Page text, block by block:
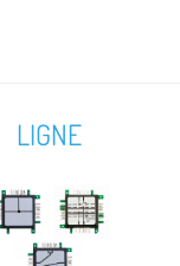
LIGNE